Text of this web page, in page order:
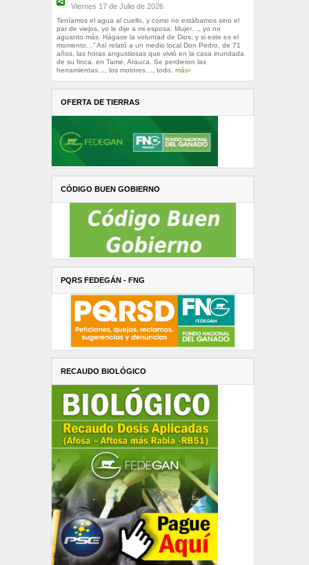
Viernes 17 de Julio de 2026
Teníamos el agua al cuello, y como no estábamos sino el
par de viejos, yo le dije a mi esposa: Mujer…, yo no
aguanto más. Hágase la voluntad de Dios, y si este es el
momento…” Así relató a un medio local Don Pedro, de 71
años, las horas angustiosas que vivió en la casa inundada
de su finca, en Tame, Arauca. Se perdieron las
herramientas…, los motores…, todo. más›
OFERTA DE TIERRAS
CÓDIGO BUEN GOBIERNO
PQRS FEDEGÁN - FNG
RECAUDO BIOLÓGICO